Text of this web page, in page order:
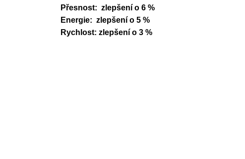
Přesnost: zlepšení o 6 %
Energie: zlepšení o 5 %
Rychlost: zlepšení o 3 %